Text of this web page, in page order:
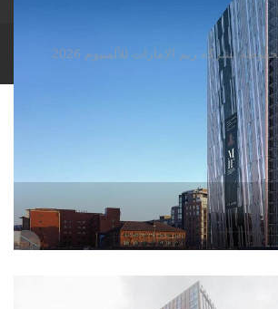
لشركة ريم الإمارات للألمنيوم 2026